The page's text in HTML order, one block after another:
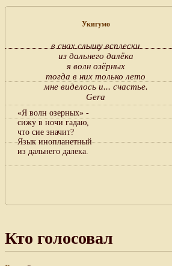
Укигумо
в снах слышу всплески
из дальнего далёка
я волн озёрных
тогда в них только лето
мне виделось и... счастье.
Gera
«Я волн озерных» -
сижу в ночи гадаю,
что сие значит?
Язык инопланетный
из дальнего далека.
Кто голосовал